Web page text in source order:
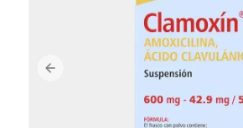
Previous slide